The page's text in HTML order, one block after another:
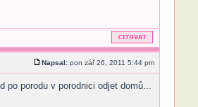
Napsal:pon zář 26, 2011 5:44 pm
po porodu v porodnici odjet domů...